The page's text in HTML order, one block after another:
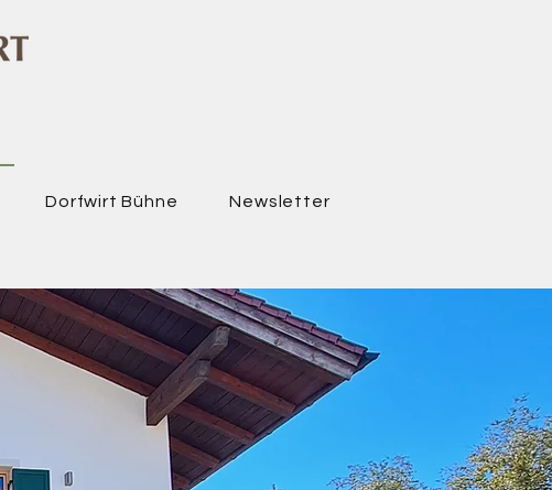
Dorfwirt Bühne Newsletter